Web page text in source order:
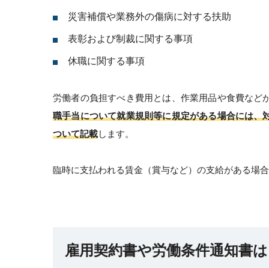
災害補償や業務外の傷病に対する扶助
表彰および制裁に関する事項
休職に関する事項
労働者の負担すべき費用とは、作業用品や食費な
職手当について就業規則等に規定がある場合には
ついて記載します。
臨時に支払われる賃金（賞与など）の支給がある場
雇用契約書や労働条件通知書